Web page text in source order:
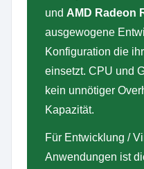
und AMD Radeon
ausgewogene
Konfiguration die
einsetzt. CPU und
kein unnötiger
Kapazität.
Für Entwicklung /
Anwendungen ist